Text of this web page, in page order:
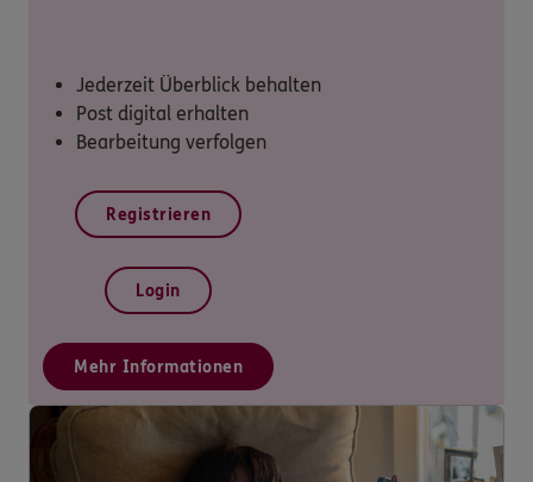
Jederzeit Überblick behalten
Post digital erhalten
Bearbeitung verfolgen
Registrieren
Login
Mehr Informationen